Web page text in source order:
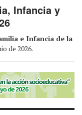
Infancia y
e Infancia de la
de 2026.